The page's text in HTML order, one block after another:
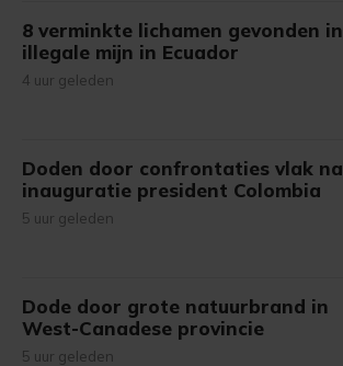
8 verminkte lichamen gevonden in
illegale mijn in Ecuador
4 uur geleden
Doden door confrontaties vlak na
inauguratie president Colombia
5 uur geleden
Dode door grote natuurbrand in
West-Canadese provincie
5 uur geleden